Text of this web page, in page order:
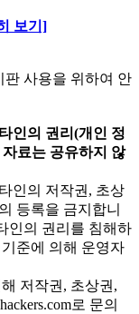
보기]
사용을 위하여 안
인의 권리(개인 정
료는 공유하지 않
인의 저작권, 초상
등록을 금지합니
인의 권리를 침해하
준에 의해 운영자
저작권, 초상권,
로 문의